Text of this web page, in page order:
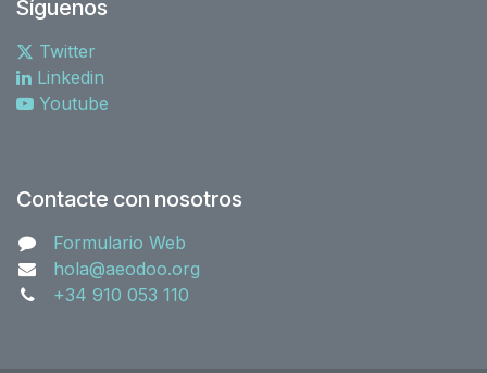
Síguenos
Twitter
Linkedin
Youtube
Contacte con nosotros
Formulario Web
hola@aeodoo.org
+34 910 053 110